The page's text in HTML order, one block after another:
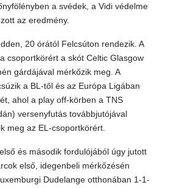
a svédek, a Vidi védelme
az eredmény.
20 órától Felcsúton rendezik. A
csoportkörért a skót Celtic Glasgow
gárdájával mérkőzik meg. A
a BL-től és az Európa Ligában
ahol a play off-körben a TNS
versenyfutás továbbjutójával
meg az EL-csoportkörért.
és második fordulójából úgy jutott
első, idegenbeli mérkőzésén
Dudelange otthonában 1-1-